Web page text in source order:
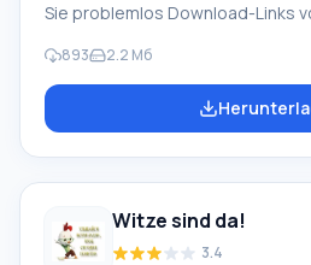
Sie problemlos Download-Links
die Arbeit mit beliebten Websites
RapidShare.com,
RuTube.ru, google.com, mail.ru,
durch Klicken darauf erhalten Sie
893 2.2 Мб
Witze sind da!
3.4